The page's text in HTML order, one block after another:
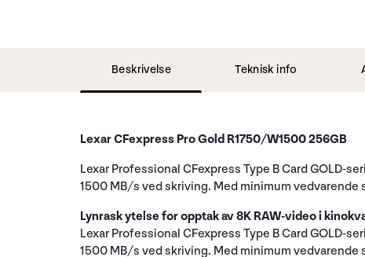
Beskrivelse Teknisk info
Lexar CFexpress Pro Gold R1750/W1500 256GB
Lexar Professional CFexpress Type B Card GOLD-
1500 MB/s ved skriving. Med minimum
Lynrask ytelse for opptak av 8K RAW-video i
Lexar Professional CFexpress Type B Card GOLD-
1500 MB/s ved skriving. Med minimum